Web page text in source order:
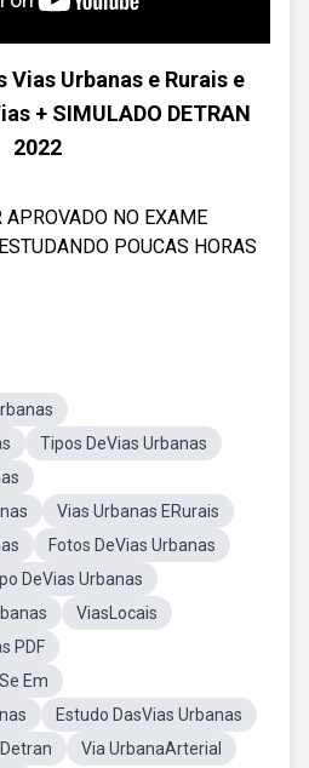
Urbanas e Rurais e
+ SIMULADO DETRAN
2022
APROVADO NO EXAME
POUCAS HORAS
Tipos DeVias Urbanas
Vias Urbanas ERurais
Fotos DeVias Urbanas
DeVias Urbanas
ViasLocais
PDF
Em
Estudo DasVias Urbanas
Via UrbanaArterial